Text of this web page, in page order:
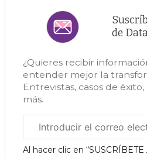
de
¿Quieres recibir
entender mejor la
Entrevistas, casos de
más.
electrónico
corporativo
Al hacer clic en